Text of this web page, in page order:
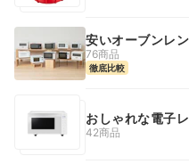
安いオーブンレ
76商品
徹底比較
おしゃれな電子
42商品